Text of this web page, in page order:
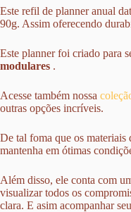
Este refil de planner anual
90g. Assim oferecendo
Este planner foi criado para
modulares .
Acesse também nossa
outras opções incríveis.
De tal foma que os materiais
mantenha em ótimas
Além disso, ele conta com
visualizar todos os
clara. E asim acompanhar